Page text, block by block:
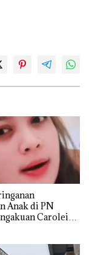
Anak di PN
Carolein